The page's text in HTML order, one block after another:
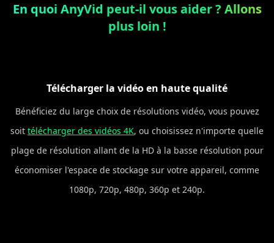
En quoi AnyVid peut-il vous aider ? Allons
plus loin !
Télécharger la vidéo en haute qualité
Bénéficiez du large choix de résolutions vidéo, vous pouvez
soit télécharger des vidéos 4K, ou choisissez n'importe quelle
plage de résolution allant de la HD à la basse résolution pour
économiser l'espace de stockage sur votre appareil, comme
1080p, 720p, 480p, 360p et 240p.